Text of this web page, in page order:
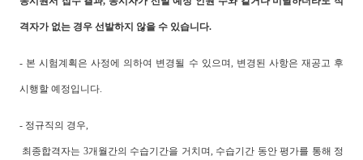
격자가 없는 경우 선발하지 않을 수 있습니다.
- 본 시험계획은 사정에 의하여 변경될 수 있으며, 변경된 사항은 재공고 후
시행할 예정입니다.
- 정규직의 경우,
최종합격자는 3개월간의 수습기간을 거치며, 수습기간 동안 평가를 통해 정